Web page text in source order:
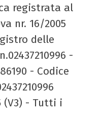
registrata al
nr. 16/2005
delle
-
- Codice
(V3) - Tutti i